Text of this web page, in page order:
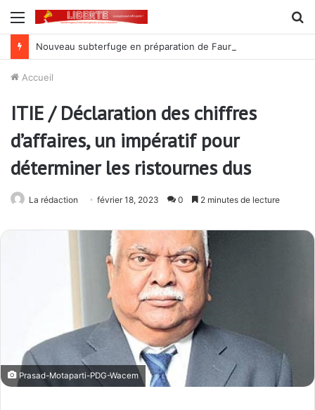
Menu
Accueil
ITIE / Déclaration des chiffres
d’affaires, un impératif pour
déterminer les ristournes dus
La rédaction février 18, 2023 0 2 minutes de lecture
Prasad-Motaparti-PDG-Wacem